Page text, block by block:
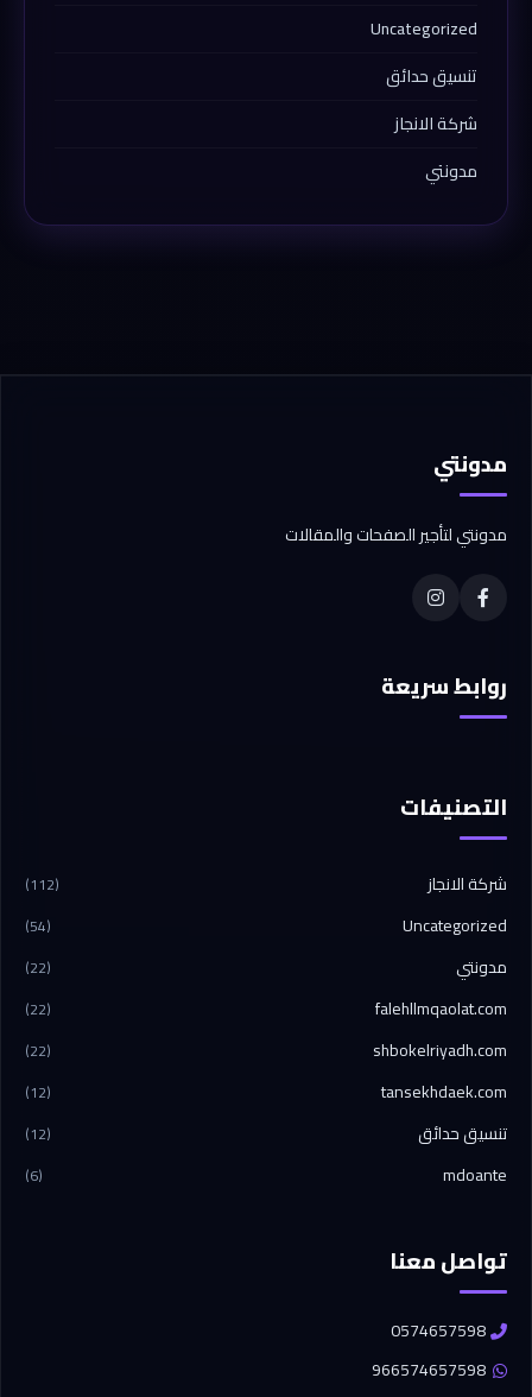
Uncategorized
تنسيق حدائق
شركة الانجاز
مدونتي
مدونتي
مدونتي لتأجير الصفحات والمقالات
روابط سريعة
التصنيفات
شركة الانجاز (112)
Uncategorized
(54)
مدونتي (22)
falehllmqaolat.com
(22)
shbokelriyadh.com
(22)
tansekhdaek.com
(12)
تنسيق حدائق (12)
mdoante
(6)
تواصل معنا
0574657598
966574657598